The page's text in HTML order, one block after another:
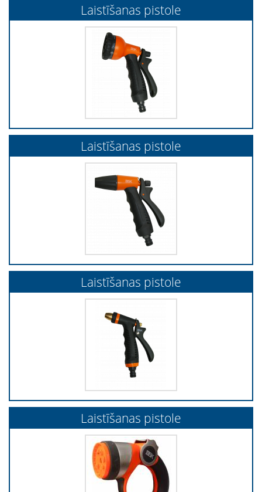
Laistīšanas pistole
Laistīšanas pistole
Laistīšanas pistole
Laistīšanas pistole